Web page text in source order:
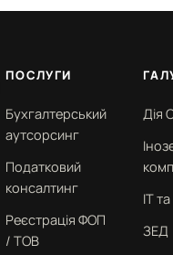
ПОСЛУГИ
Бухгалтерський
аутсорсинг
Податковий
консалтинг
Реєстрація ФОП
/ ТОВ
Дія
IT
ЗЕД